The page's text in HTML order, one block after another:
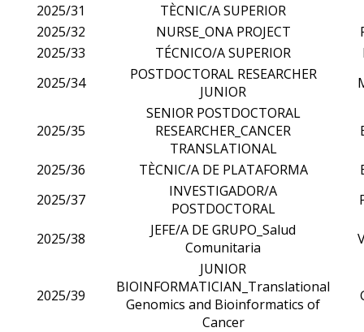
2025/31
TÈCNIC/A SUPERIOR
2025/32
NURSE_ONA PROJECT
2025/33
TÉCNICO/A SUPERIOR
2025/34
POSTDOCTORAL RESEARCHER
JUNIOR
2025/35
SENIOR POSTDOCTORAL
RESEARCHER_CANCER
TRANSLATIONAL
2025/36 TÈCNIC/A DE PLATAFORMA
2025/37
INVESTIGADOR/A
POSTDOCTORAL
2025/38
JEFE/A DE GRUPO_Salud
Comunitaria
2025/39
JUNIOR
BIOINFORMATICIAN_Translational
Genomics and Bioinformatics of
Cancer